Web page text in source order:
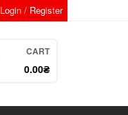
Login / Register
CART
0.00₴